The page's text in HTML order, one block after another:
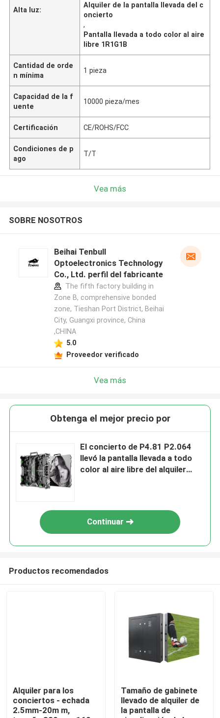
Vídeos
Alta luz:
Alquiler de la pantalla llevada del c
oncierto
,
Pantalla llevada a todo color al aire
libre 1R1G1B
Cantidad de orde
n mínima
1 pieza
Capacidad de la f
uente
10000 pieza/mes
Certificación CE/ROHS/FCC
Condiciones de p
ago
T/T
Vea más
SOBRE NOSOTROS
Beihai Tenbull
Optoelectronics Technology
Co., Ltd. perfil del fabricante
The fifth factory building in
Zone B, comprehensive bonded
zone, Tieshan Port District, Beihai
City, Guangxi province, China
,CHINA
5.0
Proveedor verificado
Vea más
Obtenga el mejor precio por
El concierto de P4.81 P2.064
llevó la pantalla llevada a todo
color al aire libre del alquiler
Continuar
Productos recomendados
Alquiler para los
conciertos - echada
2.5mm-20m m,
Tamaño de gabinete
llevado de alquiler de
la pantalla de